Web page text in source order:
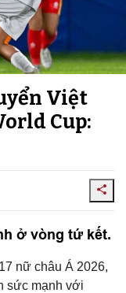
Việt
Cup:
ở vòng tứ kết.
nữ châu Á 2026,
sức mạnh với